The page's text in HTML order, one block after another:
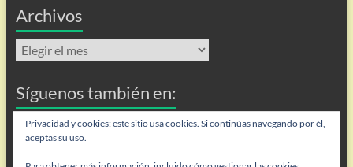
Archivos
Archivos
Síguenos también en:
Flip
Privacidad y cookies: este sitio usa cookies. Si continúas navegando por él,
aceptas su uso.